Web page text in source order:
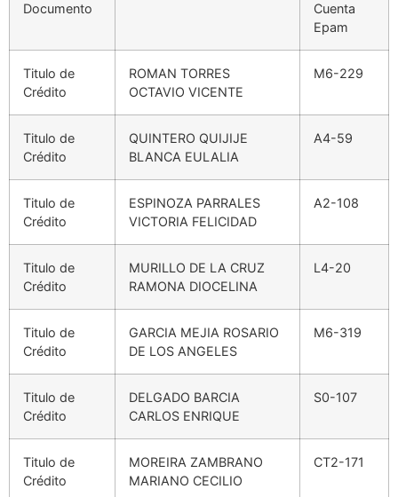
Documento
Cuenta
Epam
Titulo de
Crédito
ROMAN TORRES
OCTAVIO VICENTE
M6-229
Titulo de
Crédito
QUINTERO QUIJIJE
BLANCA EULALIA
A4-59
Titulo de
Crédito
ESPINOZA PARRALES
VICTORIA FELICIDAD
A2-108
Titulo de
Crédito
MURILLO DE LA CRUZ
RAMONA DIOCELINA
L4-20
Titulo de
Crédito
GARCIA MEJIA ROSARIO
DE LOS ANGELES
M6-319
Titulo de
Crédito
DELGADO BARCIA
CARLOS ENRIQUE
S0-107
Titulo de
Crédito
MOREIRA ZAMBRANO
MARIANO CECILIO
CT2-171